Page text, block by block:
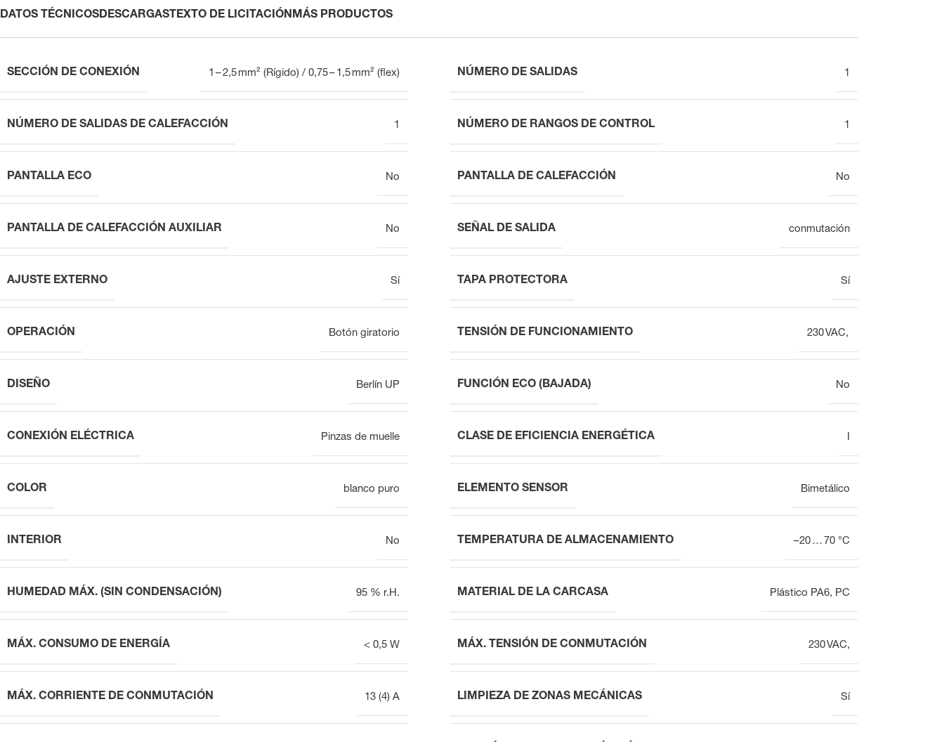
Vista general
de circuito de
electrotermales para
válvulas
DATOS TÉCNICOSDESCARGASTEXTO DE LICITACIÓNMÁS PRODUCTOS
SECCIÓN DE CONEXIÓN 1 – 2,5 mm² (Rígido) / 0,75 – 1,5 mm² (flex) NÚMERO DE SALIDAS 1
NÚMERO DE SALIDAS DE CALEFACCIÓN 1 NÚMERO DE RANGOS DE CONTROL 1
PANTALLA ECO No PANTALLA DE CALEFACCIÓN No
PANTALLA DE CALEFACCIÓN AUXILIAR No SEÑAL DE SALIDA conmutación
AJUSTE EXTERNO Sí TAPA PROTECTORA Sí
OPERACIÓN Botón giratorio TENSIÓN DE FUNCIONAMIENTO 230 VAC,
DISEÑO Berlín UP FUNCIÓN ECO (BAJADA) No
CONEXIÓN ELÉCTRICA Pinzas de muelle CLASE DE EFICIENCIA ENERGÉTICA
COLOR blanco puro ELEMENTO SENSOR Bimetálico
INTERIOR No TEMPERATURA DE ALMACENAMIENTO –20 … 70 °C
HUMEDAD MÁX. (SIN CONDENSACIÓN) 95 % r.H. MATERIAL DE LA CARCASA Plástico PA6, PC
MÁX. CONSUMO DE ENERGÍA < 0,5 W MÁX. TENSIÓN DE CONMUTACIÓN 230 VAC,
MÁX. CORRIENTE DE CONMUTACIÓN 13 (4) A LIMPIEZA DE ZONAS MECÁNICAS Sí